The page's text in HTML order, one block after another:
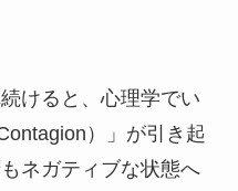
けると、心理学でい
）」が引き起
ネガティブな状態へ